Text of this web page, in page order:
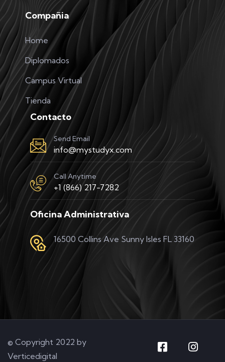
Compañia
Home
Diplomados
Campus Virtual
Tienda
Contacto
Send Email
info@mystudyx.com
Call Anytime
+1 (866) 217-7282
Oficina Administrativa
16500 Collins Ave Sunny Isles FL 33160
© Copyright 2022 by
Verticedigital